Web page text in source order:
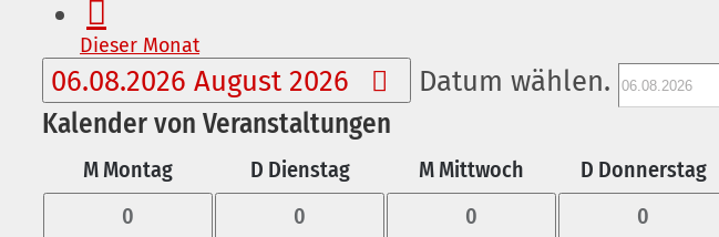
Dieser Monat
06.08.2026 August 2026 Datum wählen.
Kalender von Veranstaltungen
M Montag D Dienstag M Mittwoch D Donnerstag
0
0
0
0